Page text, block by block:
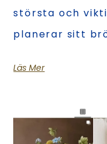
största och
planerar sitt
Läs Mer